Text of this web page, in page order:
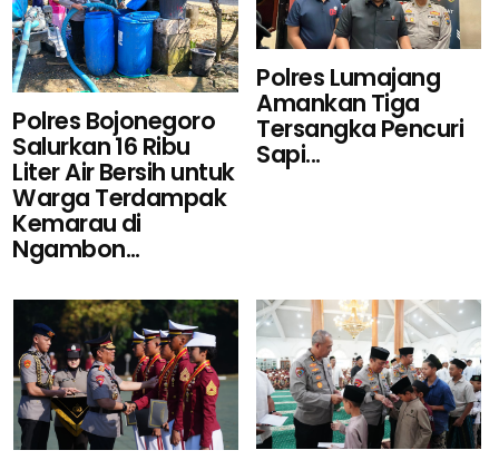
Polres Bojonegoro
Salurkan 16 Ribu
Liter Air Bersih untuk
Warga Terdampak
Kemarau di
Ngambon...
Polres Lumajang
Amankan Tiga
Tersangka Pencuri
Sapi...